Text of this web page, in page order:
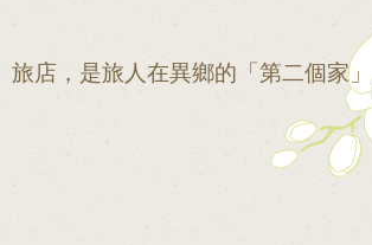
旅店，是旅人在異鄉的「第二個家」